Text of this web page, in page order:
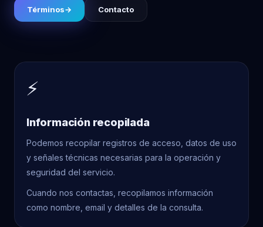
Términos→ Contacto
⚡
Información recopilada
Podemos recopilar registros de acceso, datos de uso
y señales técnicas necesarias para la operación y
seguridad del servicio.
Cuando nos contactas, recopilamos información
como nombre, email y detalles de la consulta.